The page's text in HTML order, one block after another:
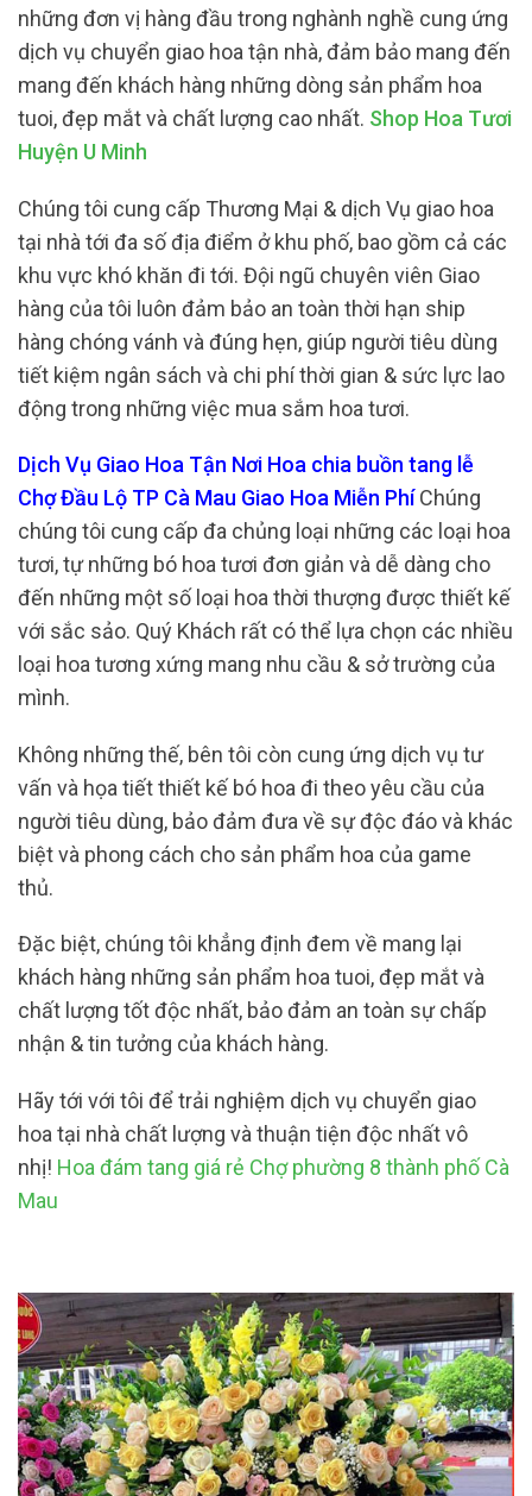
những đơn vị hàng đầu trong nghành nghề cung ứng
dịch vụ chuyển giao hoa tận nhà, đảm bảo mang đến
mang đến khách hàng những dòng sản phẩm hoa
tuoi, đẹp mắt và chất lượng cao nhất. Shop Hoa Tươi
Huyện U Minh
Chúng tôi cung cấp Thương Mại & dịch Vụ giao hoa
tại nhà tới đa số địa điểm ở khu phố, bao gồm cả các
khu vực khó khăn đi tới. Đội ngũ chuyên viên Giao
hàng của tôi luôn đảm bảo an toàn thời hạn ship
hàng chóng vánh và đúng hẹn, giúp người tiêu dùng
tiết kiệm ngân sách và chi phí thời gian & sức lực lao
động trong những việc mua sắm hoa tươi.
Dịch Vụ Giao Hoa Tận Nơi Hoa chia buồn tang lễ
Chợ Đầu Lộ TP Cà Mau Giao Hoa Miễn PhíChúng
chúng tôi cung cấp đa chủng loại những các loại hoa
tươi, tự những bó hoa tươi đơn giản và dễ dàng cho
đến những một số loại hoa thời thượng được thiết kế
với sắc sảo. Quý Khách rất có thể lựa chọn các nhiều
loại hoa tương xứng mang nhu cầu & sở trường của
mình.
Không những thế, bên tôi còn cung ứng dịch vụ tư
vấn và họa tiết thiết kế bó hoa đi theo yêu cầu của
người tiêu dùng, bảo đảm đưa về sự độc đáo và khác
biệt và phong cách cho sản phẩm hoa của game
thủ.
Đặc biệt, chúng tôi khẳng định đem về mang lại
khách hàng những sản phẩm hoa tuoi, đẹp mắt và
chất lượng tốt độc nhất, bảo đảm an toàn sự chấp
nhận & tin tưởng của khách hàng.
Hãy tới với tôi để trải nghiệm dịch vụ chuyển giao
hoa tại nhà chất lượng và thuận tiện độc nhất vô
nhị! Hoa đám tang giá rẻ Chợ phường 8 thành phố Cà
Mau